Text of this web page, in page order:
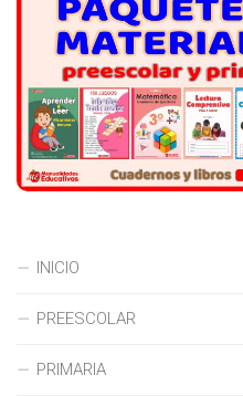
INICIO
PREESCOLAR
PRIMARIA